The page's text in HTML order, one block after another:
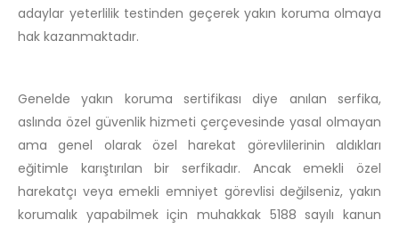
adaylar yeterlilik testinden geçerek yakın koruma olmaya
hak kazanmaktadır.
Genelde yakın koruma sertifikası diye anılan serfika,
aslında özel güvenlik hizmeti çerçevesinde yasal olmayan
ama genel olarak özel harekat görevlilerinin aldıkları
eğitimle karıştırılan bir serfikadır. Ancak emekli özel
harekatçı veya emekli emniyet görevlisi değilseniz, yakın
korumalık yapabilmek için muhakkak 5188 sayılı kanun